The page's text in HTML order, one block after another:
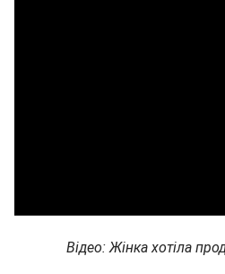
Відео: Жінка хотіла